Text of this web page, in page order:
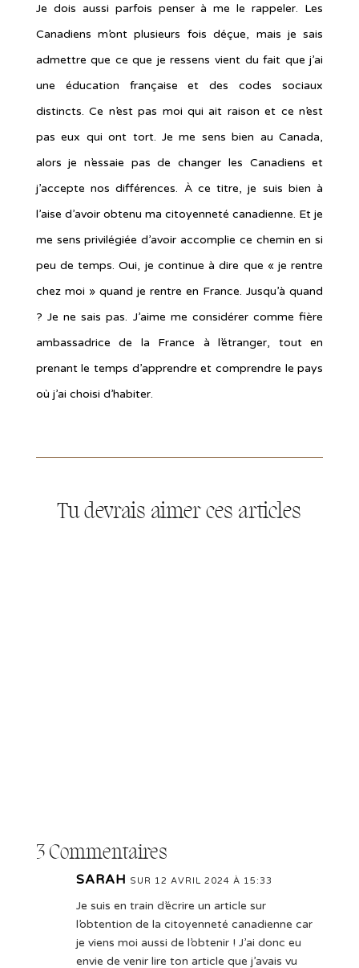
Je dois aussi parfois penser à me le rappeler. Les
Canadiens m’ont plusieurs fois déçue, mais je sais
admettre que ce que je ressens vient du fait que j’ai
une éducation française et des codes sociaux
distincts. Ce n’est pas moi qui ait raison et ce n’est
pas eux qui ont tort. Je me sens bien au Canada,
alors je n’essaie pas de changer les Canadiens et
j’accepte nos différences. À ce titre, je suis bien à
l’aise d’avoir obtenu ma citoyenneté canadienne. Et je
me sens privilégiée d’avoir accomplie ce chemin en si
peu de temps. Oui, je continue à dire que « je rentre
chez moi » quand je rentre en France. Jusqu’à quand
? Je ne sais pas. J’aime me considérer comme fière
ambassadrice de la France à l’étranger, tout en
prenant le temps d’apprendre et comprendre le pays
où j’ai choisi d’habiter.
Tu devrais aimer ces articles
3 Commentaires
SARAH SUR 12 AVRIL 2024 À 15:33
Je suis en train d’écrire un article sur
l’obtention de la citoyenneté canadienne car
je viens moi aussi de l’obtenir ! J’ai donc eu
envie de venir lire ton article que j’avais vu